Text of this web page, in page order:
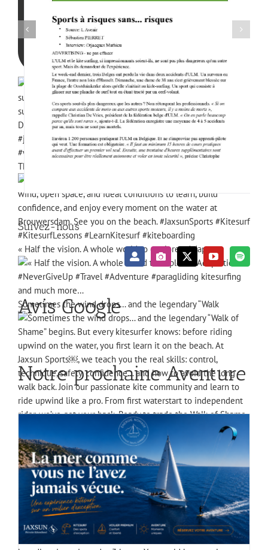
The perfect setup before every kitesurf lesson. S
« Half the vision. A whole world to explore. »Adap
Sometimes the wind drops… and the legendary “Walk
Leaving from one point, arriving above everything.
Think kitesurf is hard? This beginner managed her
Suivez-nous
Avis Google
Notre prochaine Aventure